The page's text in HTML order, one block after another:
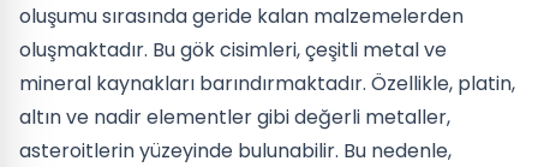
oluşumu sırasında geride kalan malzemelerden
oluşmaktadır. Bu gök cisimleri, çeşitli metal ve
mineral kaynakları barındırmaktadır. Özellikle, platin,
altın ve nadir elementler gibi değerli metaller,
asteroitlerin yüzeyinde bulunabilir. Bu nedenle,